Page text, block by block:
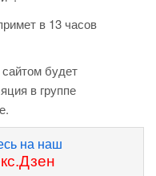
в 13 часов
будет
в группе
на наш